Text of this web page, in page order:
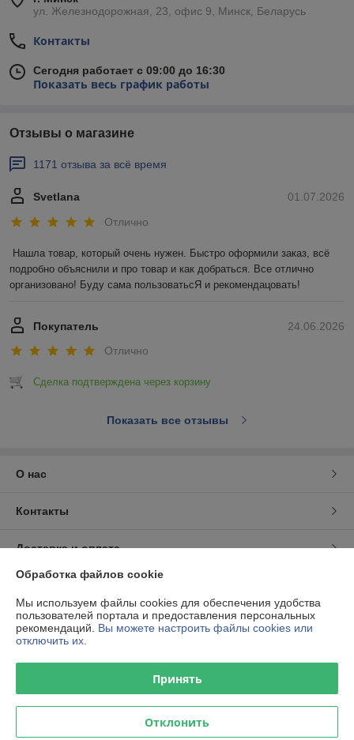
ул. Железнодорожная, 23, офис 9, Минск, Беларусь
Контакты
Сегодня работает с 09:00 до 16:30
Показать весь график работы
Отзывы о магазине
1171 отзыва за всё время
01.07.2026
Svetlana
Отлично
Нашла товар, который очень нужен. Быстро оформили заказ, всё
подробно объяснили и про товар и как добраться. Все отлично
организовано! Буду сама пользоватьсЯ и рекомендацовать!
24.06.2026
Покупатель
Отлично
Сделка подтверждена через корзину
Показать все отзывы
О нас
Контакты
Доставка и оплата
Полная версия сайта
Сайт создан на платформе Deal.by
Обработка файлов cookie
Мы используем файлы cookies для обеспечения удобства
пользователей портала и предоставления персональных
рекомендаций. Вы можете настроить файлы cookies или
отключить их.
Принять
Отклонить